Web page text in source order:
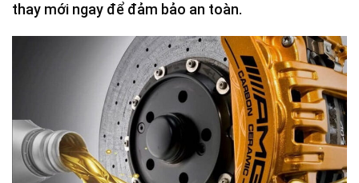
thay mới ngay để đảm bảo an toàn.